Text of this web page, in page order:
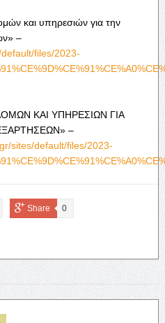
και υπηρεσιών για την
–
files/2023-
ΚΑΙ ΥΠΗΡΕΣΙΩΝ ΓΙΑ
–
sites/default/files/2023-
Share 0